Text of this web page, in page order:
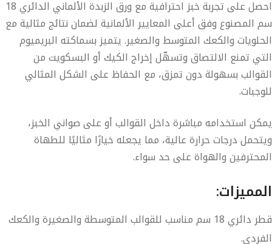
احصل على تجربة خبز احترافية مع
ورق الزبدة الألماني الدائري 18
سم المصنوع وفقأعلى المعايير الألمانية لضمان نتائج مثالية مع
الحلويات والكعك المتوسط والصغير. يتميز بسماكته البريميوم
التي تمنع الالتصاق وتسهّل إخراج الكيك أو البسكويت من
القوالب بسهولة دون تمزق، مع الحفاظ على الشكل المثالي
للوجبات.
يمكن استخدامه مباشرة داخل القوالب أو على صواني الخبز،
ويتحمل درجات حرارة عالية، مما يجعله خيارًا مثاليًا للطهاة
المحترفين والهواة على حد سواء.
المميزات:
قطر دائري18 سم
مناسب للقوالب المتوسطة والصغيرة والكعك
الفردي.